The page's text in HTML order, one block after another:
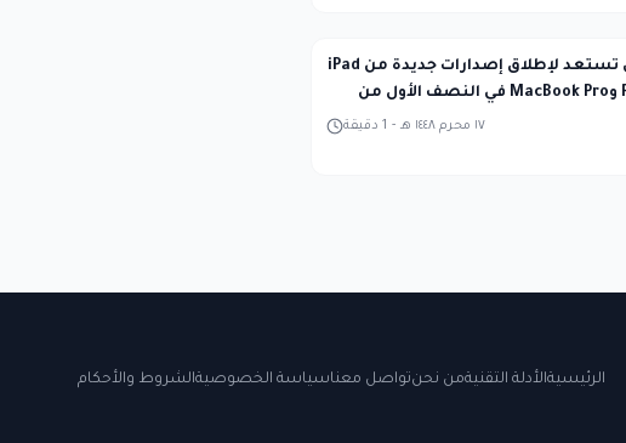
آبل تستعد لإطلاق إصدارات جديدة من iPad
Pro وMacBook Pro في النصف الأول من
1 دقيقة - ١٧ محرم ١٤٤٨ هـ
الرئيسيةالأدلة التقنيةمن نحنتواصل معناسياسة الخصوصيةالشروط والأحكام